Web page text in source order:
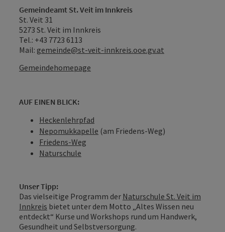
Gemeindeamt St. Veit im Innkreis
St. Veit 31
5273 St. Veit im Innkreis
Tel.: +43 7723 6113
Mail: gemeinde@st-veit-innkreis.ooe.gv.at
Gemeindehomepage
AUF EINEN BLICK:
Heckenlehrpfad
Nepomukkapelle (am Friedens-Weg)
Friedens-Weg
Naturschule
Unser Tipp:
Das vielseitige Programm der Naturschule St. Veit im
Innkreis bietet unter dem Motto „Altes Wissen neu
entdeckt“ Kurse und Workshops rund um Handwerk,
Gesundheit und Selbstversorgung.